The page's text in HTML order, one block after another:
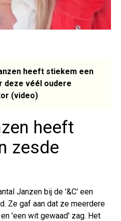
heeft stiekem een
deze véél oudere
(video)
heeft
zesde
Janzen bij de '&C' een
Ze gaf aan dat ze meerdere
'een wit gewaad' zag. Het